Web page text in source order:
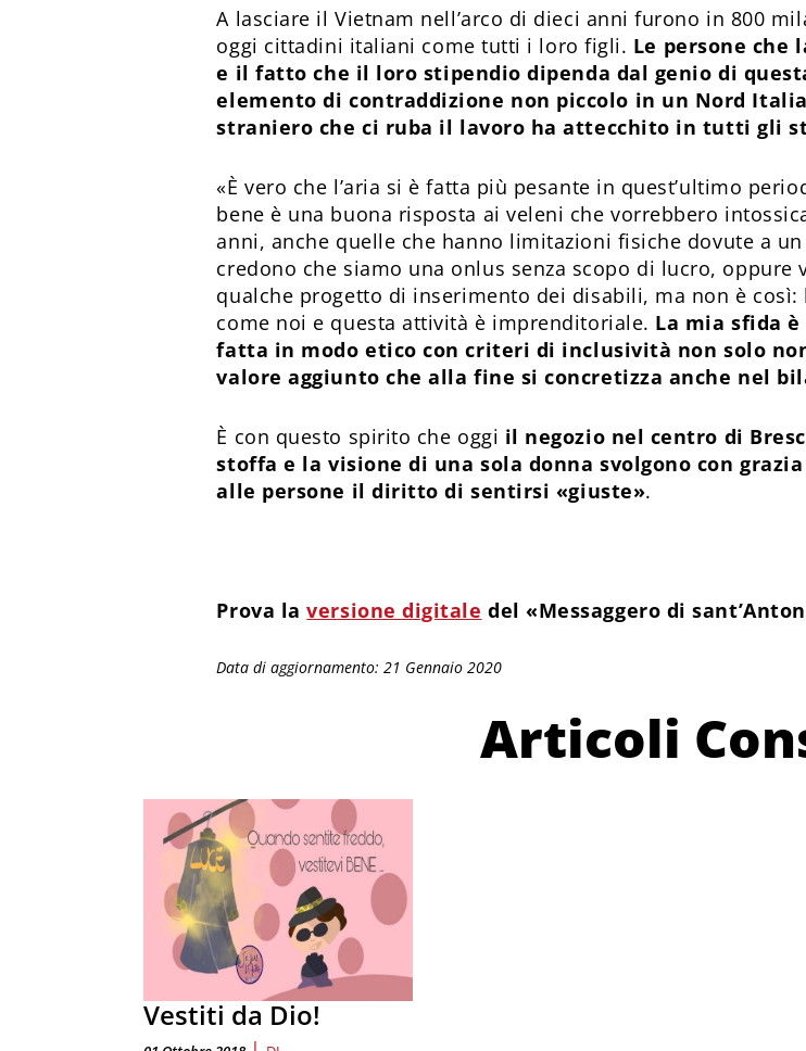
A lasciare il Vietnam nell’arco di dieci anni furono in 800
oggi cittadini italiani come tutti i loro figli. Le persone che
e il fatto che il loro stipendio dipenda dal genio di
elemento di contraddizione non piccolo in un Nord
straniero che ci ruba il lavoro ha attecchito in tutti gli
«È vero che l’aria si è fatta più pesante in quest’ultimo
bene è una buona risposta ai veleni che vorrebbero
anni, anche quelle che hanno limitazioni fisiche dovute a
credono che siamo una onlus senza scopo di lucro,
qualche progetto di inserimento dei disabili, ma non è
come noi e questa attività è imprenditoriale. La mia sfida
fatta in modo etico con criteri di inclusività non solo
valore aggiunto che alla fine si concretizza anche nel
È con questo spirito che oggi il negozio nel centro di
stoffa e la visione di una sola donna svolgono con
alle persone il diritto di sentirsi «giuste».
Prova laversione digitale del «Messaggero di
Data di aggiornamento: 21 Gennaio 2020
Articoli
Vestiti da Dio!